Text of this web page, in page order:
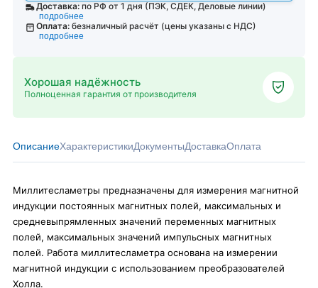
Доставка: по РФ от 1 дня (ПЭК, СДЕК, Деловые линии)
подробнее
Оплата: безналичный расчёт (цены указаны с НДС)
подробнее
Хорошая надёжность
Полноценная гарантия от производителя
ОписаниеХарактеристикиДокументыДоставкаОплата
Миллитесламетры предназначены для измерения магнитной
индукции постоянных магнитных полей, максимальных и
средневыпрямленных значений переменных магнитных
полей, максимальных значений импульсных магнитных
полей. Работа миллитесламетра основана на измерении
магнитной индукции с использованием преобразователей
Холла.